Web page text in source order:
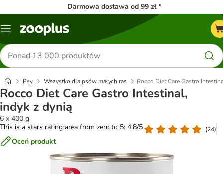
Darmowa dostawa od 99 zł *
Menu
Szukaj
produktów
Psy Wszystko dla psów małych ras Rocco Diet Care Gastro
Rocco Diet Care Gastro Intestinal,
indyk z dynią
6 x 400 g
This is a stars rating area from zero to 5: 4.8/5
(24)
Oceń produkt